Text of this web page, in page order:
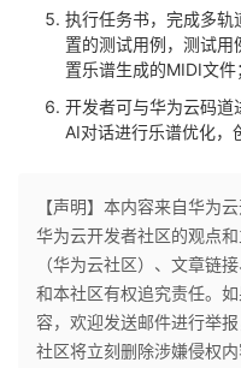
执行任务书，完成多轨
置的测试用例，测试
置乐谱生成的MIDI文件
开发者可与华为云码道
AI对话进行乐谱优化，
【声明】本内容来自华为
华为云开发者社区的观点
（华为云社区）、文章链
和本社区有权追究责任。
容，欢迎发送邮件进行举
社区将立刻删除涉嫌侵权内